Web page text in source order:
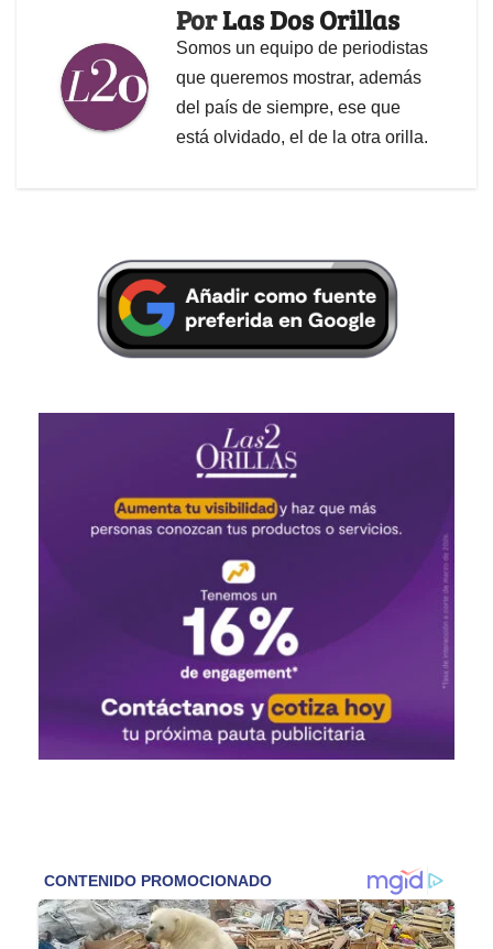
PorLas Dos Orillas
Somos un equipo de periodistas
que queremos mostrar, además
del país de siempre, ese que
está olvidado, el de la otra orilla.